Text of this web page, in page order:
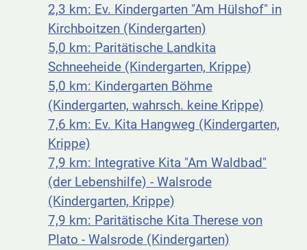
2,3 km: Ev. Kindergarten "Am Hülshof" in
Kirchboitzen (Kindergarten)
5,0 km: Paritätische Landkita
Schneeheide (Kindergarten, Krippe)
5,0 km: Kindergarten Böhme
(Kindergarten, wahrsch. keine Krippe)
7,6 km: Ev. Kita Hangweg (Kindergarten,
Krippe)
7,9 km: Integrative Kita "Am Waldbad"
(der Lebenshilfe) - Walsrode
(Kindergarten, Krippe)
7,9 km: Paritätische Kita Therese von
Plato - Walsrode (Kindergarten)